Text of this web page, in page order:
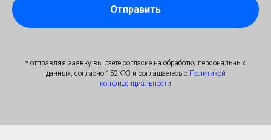
Отправить
* отправляя заявку вы даете согласие на обработку персональных
данных, согласно 152-ФЗ и соглашаетесь с Политикой
конфиденциальности